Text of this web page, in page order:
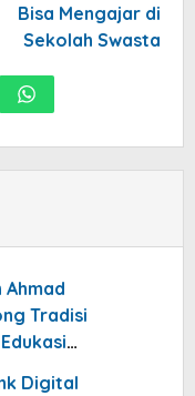
Bisa Mengajar di
Sekolah Swasta
Ahmad
Tradisi
Digital